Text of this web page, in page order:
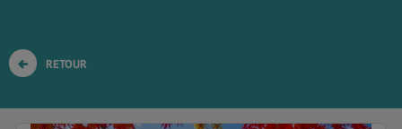
RETOUR